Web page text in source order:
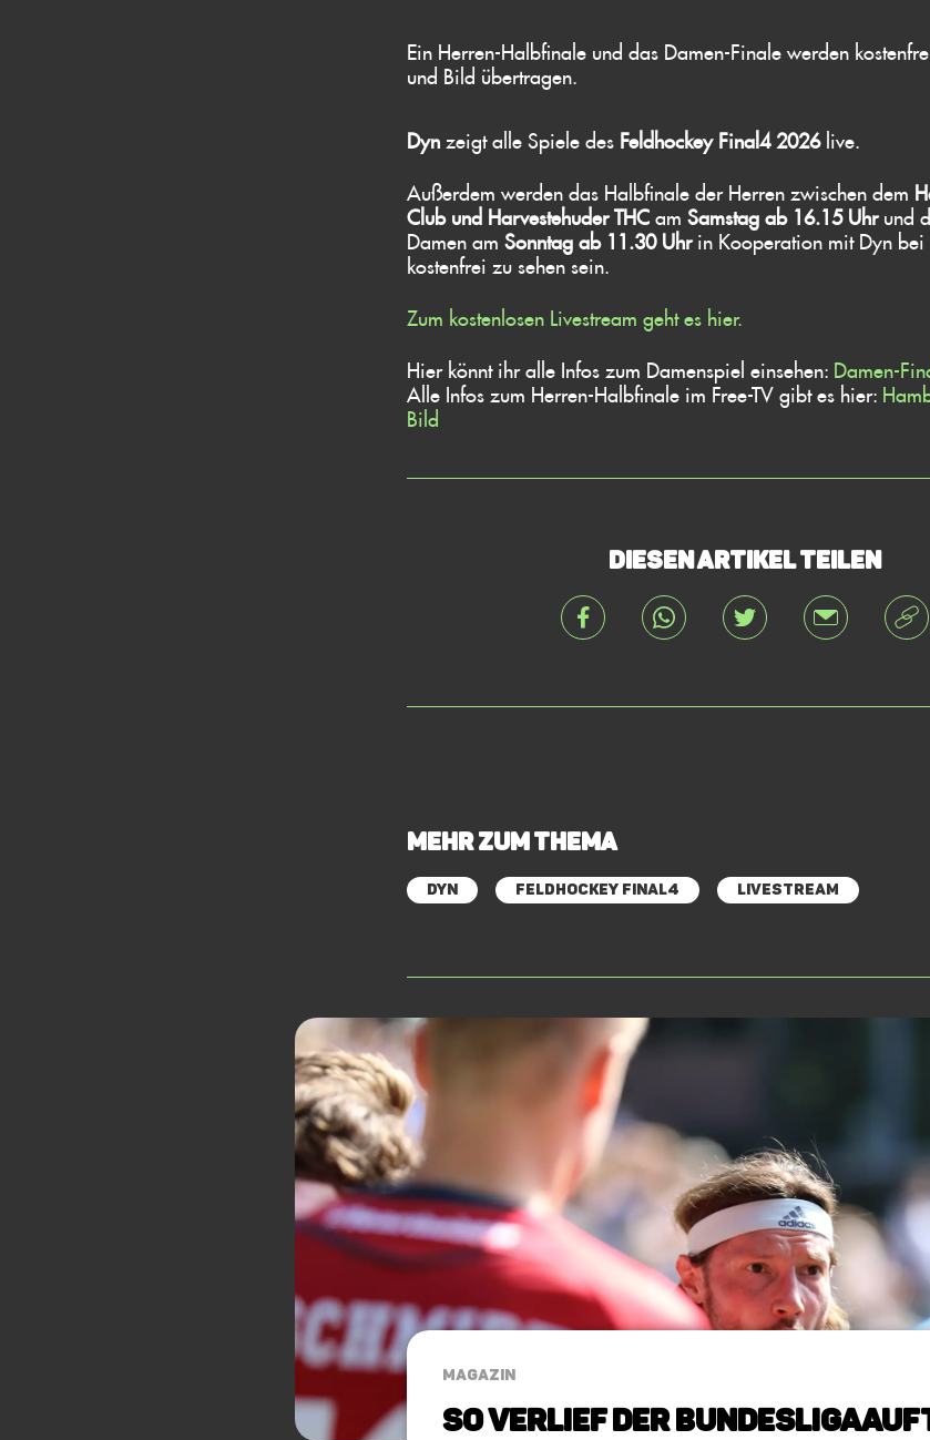
Ein Herren-Halbfinale und das Damen-Finale werden
und Bild übertragen.
Dynzeigt alle Spiele des Feldhockey Final4 2026live.
Außerdem werden das Halbfinale der Herren zwischen dem
Club und Harvestehuder THC amSamstag ab 16.15 Uhrund
Damen amSonntag ab 11.30 Uhrin Kooperation mit Dyn bei
kostenfrei zu sehen sein.
Zum kostenlosen Livestream geht es hier.
Hier könnt ihr alle Infos zum Damenspiel einsehen: Damen-
Alle Infos zum Herren-Halbfinale im Free-TV gibt es hier:
Bild
Diesen Artikel teilen
Mehr zum Thema
Dyn Feldhockey Final4 Livestream
MAGAZIN
So verlief der